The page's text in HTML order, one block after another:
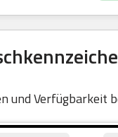
und